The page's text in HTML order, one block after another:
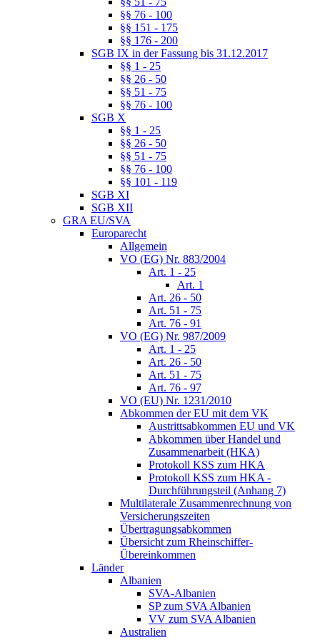
§§ 76 - 100
§§ 151 - 175
§§ 176 - 200
SGB IX in der Fassung bis 31.12.2017
§§ 1 - 25
§§ 26 - 50
§§ 51 - 75
§§ 76 - 100
SGB X
§§ 1 - 25
§§ 26 - 50
§§ 51 - 75
§§ 76 - 100
§§ 101 - 119
SGB XI
SGB XII
GRA EU/SVA
Europarecht
Allgemein
VO (EG) Nr. 883/2004
Art. 1 - 25
Art. 1
Art. 26 - 50
Art. 51 - 75
Art. 76 - 91
VO (EG) Nr. 987/2009
Art. 1 - 25
Art. 26 - 50
Art. 51 - 75
Art. 76 - 97
VO (EU) Nr. 1231/2010
Abkommen der EU mit dem VK
Austrittsabkommen EU und VK
Abkommen über Handel und
Zusammenarbeit (HKA)
Protokoll KSS zum HKA
Protokoll KSS zum HKA -
Durchführungsteil (Anhang 7)
Multilaterale Zusammenrechnung von
Versicherungszeiten
Übertragungsabkommen
Übersicht zum Rheinschiffer-
Übereinkommen
Länder
Albanien
SVA-Albanien
SP zum SVA Albanien
VV zum SVA Albanien
Australien